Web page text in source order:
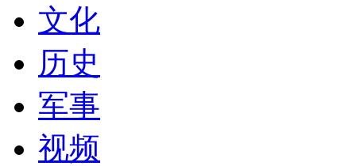
文化
历史
军事
视频